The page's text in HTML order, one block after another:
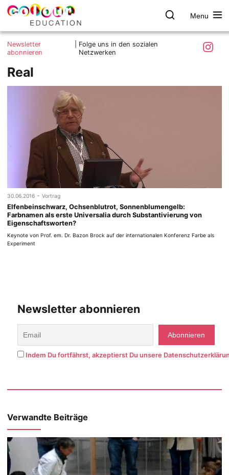
Skip
colour.education
Farbe
entdecken
Menu
Was ist colour.education?
Ziele und Mitmachen
Kontakt
Impressum
Datenschutzerklärung
Newsletter
abonnieren
Folge uns in den sozialen
Netzwerken
Real
30.06.2016 - Vortrag
Elfenbeinschwarz, Ochsenblutrot, Sonnenblumengelb:
Farbnamen als erste Universalia durch Substantivierung von
Eigenschaftsworten?
Keynote von Prof. em. Dr. Bazon Brock auf der internationalen Konferenz Farbe als
Experiment
Newsletter abonnieren
Indem Du fortfährst, akzeptierst Du unsere
Verwandte Beiträge